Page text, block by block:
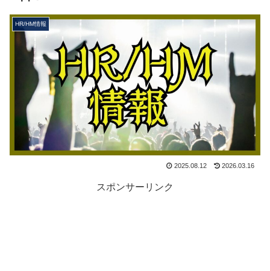
HR/HM情報
2025.08.12 2026.03.16
スポンサーリンク